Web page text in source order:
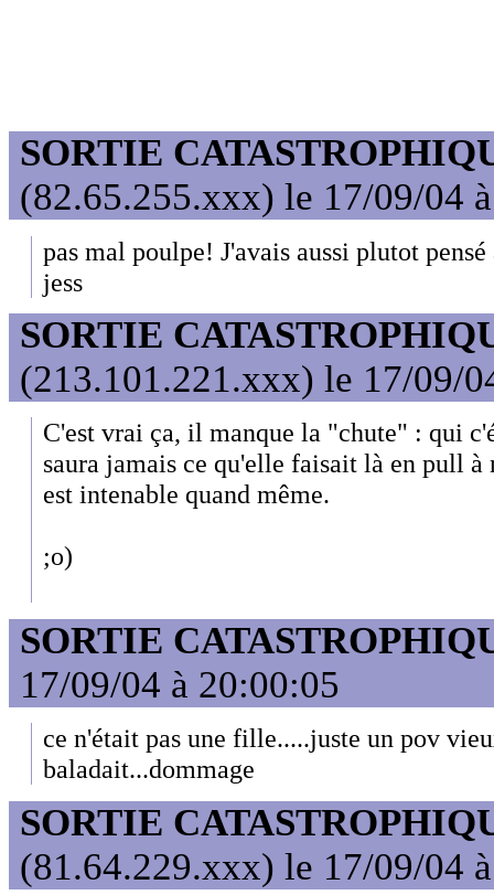
SORTIE
(82.65.255.xxx) le 17/09/04
pas mal poulpe! J'avais aussi plutot
jess
SORTIE
(213.101.221.xxx) le 17/09/
C'est vrai ça, il manque la "chute" : qui
saura jamais ce qu'elle faisait là en pull à
est intenable quand même.
;o)
SORTIE
17/09/04 à 20:00:05
ce n'était pas une fille.....juste un pov
baladait...dommage
SORTIE
(81.64.229.xxx) le 17/09/04